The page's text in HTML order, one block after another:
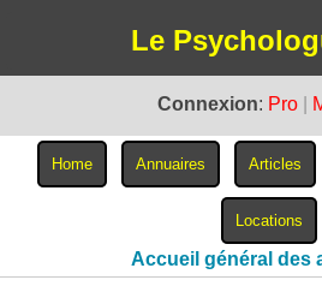
Le
Connexion: Pro
Accueil général des